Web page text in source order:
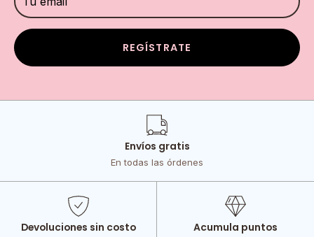
REGÍSTRATE
Envíos gratis
En todas las órdenes
Devoluciones sin costo Acumula puntos